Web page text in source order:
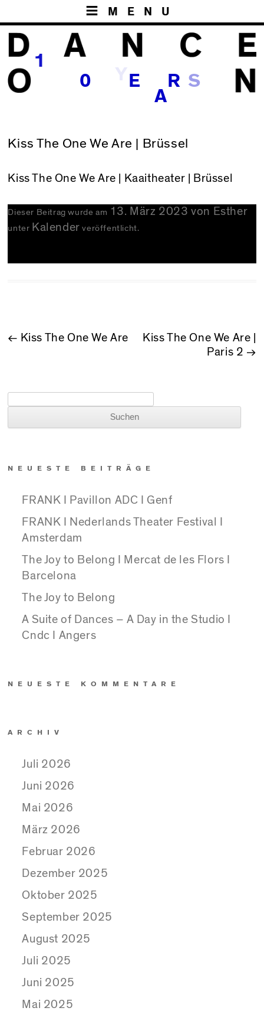
MENU
1
0 E
A
R
Kiss The One We Are | Brüssel
Kiss The One We Are | Kaaitheater | Brüssel
Dieser Beitrag wurde am 13. März 2023 von Esther
unter Kalender veröffentlicht.
BEITRAGSNAVIGATION
← Kiss The One We Are
Kiss The One We Are |
Paris 2 →
NEUESTE BEITRÄGE
FRANK I Pavillon ADC I Genf
FRANK I Nederlands Theater Festival I
Amsterdam
The Joy to Belong I Mercat de les Flors I
Barcelona
The Joy to Belong
A Suite of Dances – A Day in the Studio I
Cndc I Angers
NEUESTE KOMMENTARE
ARCHIV
Juli 2026
Juni 2026
Mai 2026
März 2026
Februar 2026
Dezember 2025
Oktober 2025
September 2025
August 2025
Juli 2025
Juni 2025
Mai 2025